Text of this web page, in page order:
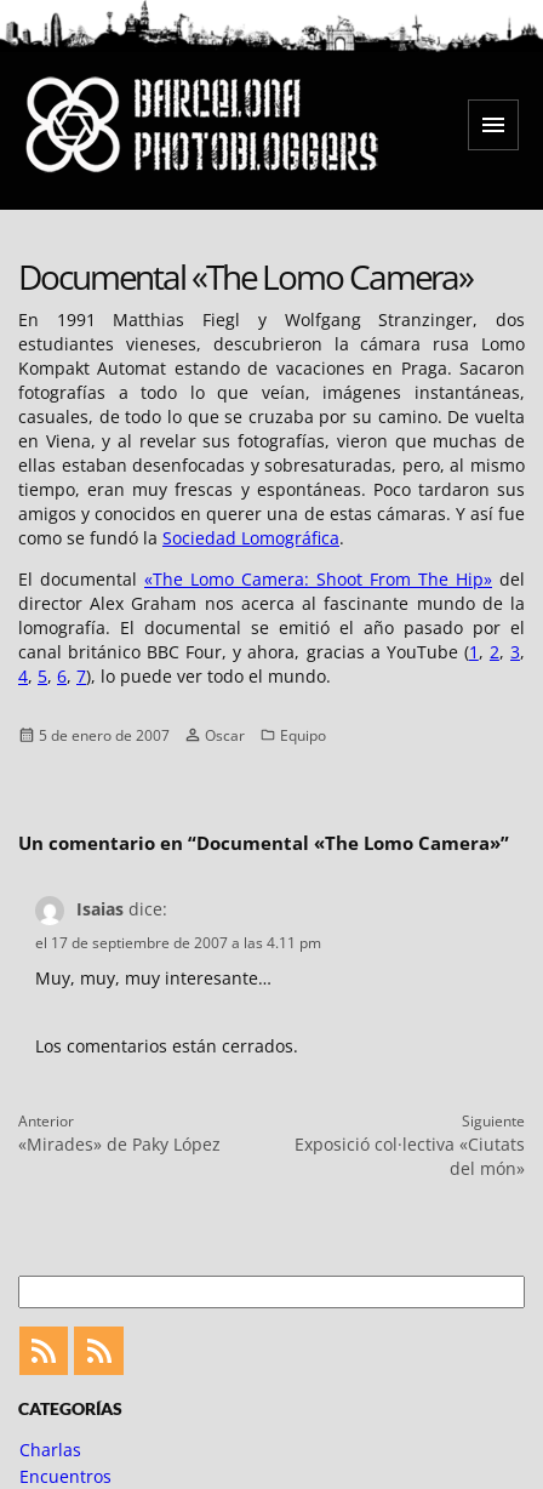
al
Menú
Documental «The Lomo Camera»
En 1991 Matthias Fiegl y Wolfgang Stranzinger, dos
estudiantes vieneses, descubrieron la cámara rusa Lomo
Kompakt Automat estando de vacaciones en Praga. Sacaron
fotografías a todo lo que veían, imágenes instantáneas,
casuales, de todo lo que se cruzaba por su camino. De vuelta
en Viena, y al revelar sus fotografías, vieron que muchas de
ellas estaban desenfocadas y sobresaturadas, pero, al mismo
tiempo, eran muy frescas y espontáneas. Poco tardaron sus
amigos y conocidos en querer una de estas cámaras. Y así fue
como se fundó la Sociedad Lomográfica.
El documental «The Lomo Camera: Shoot From The Hip» del
director Alex Graham nos acerca al fascinante mundo de la
lomografía. El documental se emitió el año pasado por el
canal británico BBC Four, y ahora, gracias a YouTube (1 , 2,3,
4, 5, 6, 7), lo puede ver todo el mundo.
Publicado
5 de enero de 2007 Autor
Oscar Categorías
Equipo
Un comentario en “Documental «The Lomo Camera»”
Isaias dice:
el 17 de septiembre de 2007 a las 4.11 pm
Muy, muy, muy interesante…
Los comentarios están cerrados.
Navegación
de
Anterior
Entrada
«Mirades» de Paky López
Siguiente
Entrada
Exposició col·lectiva «Ciutats
del món»
Feed
Feed
CATEGORÍAS
Charlas
Encuentros